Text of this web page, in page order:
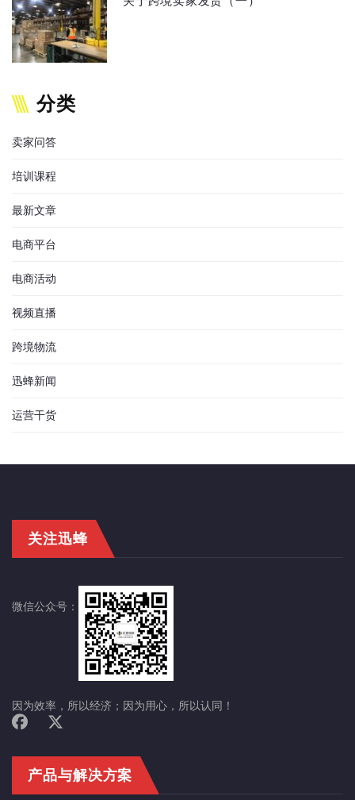
分类
卖家问答
培训课程
最新文章
电商平台
电商活动
视频直播
跨境物流
迅蜂新闻
运营干货
关注迅蜂
微信公众号：
因为效率，所以经济；因为用心，所以认同！
产品与解决方案